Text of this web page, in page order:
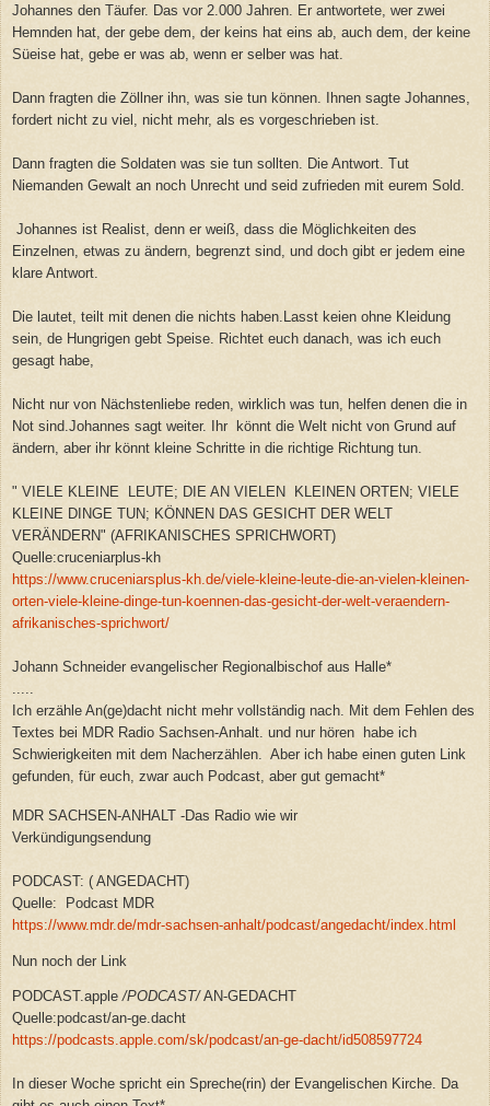
Johannes den Täufer. Das vor 2.000 Jahren. Er antwortete, wer zwei
Hemnden hat, der gebe dem, der keins hat eins ab, auch dem, der keine
Süeise hat, gebe er was ab, wenn er selber was hat.
Dann fragten die Zöllner ihn, was sie tun können. Ihnen sagte Johannes,
fordert nicht zu viel, nicht mehr, als es vorgeschrieben ist.
Dann fragten die Soldaten was sie tun sollten. Die Antwort. Tut
Niemanden Gewalt an noch Unrecht und seid zufrieden mit eurem Sold.
Johannes ist Realist, denn er weiß, dass die Möglichkeiten des
Einzelnen, etwas zu ändern, begrenzt sind, und doch gibt er jedem eine
klare Antwort.
Die lautet, teilt mit denen die nichts haben.Lasst keien ohne Kleidung
sein, de Hungrigen gebt Speise. Richtet euch danach, was ich euch
gesagt habe,
Nicht nur von Nächstenliebe reden, wirklich was tun, helfen denen die in
Not sind.Johannes sagt weiter. Ihr
könnt die Welt nicht von Grund auf
ändern, aber ihr könnt kleine Schritte in die richtige Richtung tun.
" VIELE KLEINE LEUTE; DIE AN VIELEN KLEINEN ORTEN; VIELE
KLEINE DINGE TUN; KÖNNEN DAS GESICHT DER WELT
VERÄNDERN" (AFRIKANISCHES SPRICHWORT)
Quelle:cruceniarplus-kh
https://www.cruceniarsplus-kh.de/viele-kleine-leute-die-an-vielen-kleinen-
orten-viele-kleine-dinge-tun-koennen-das-gesicht-der-welt-veraendern-
afrikanisches-sprichwort/
Johann Schneider evangelischer Regionalbischof aus Halle*
Ich erzähle An(ge)dacht nicht mehr vollständig nach. Mit dem Fehlen des
Textes bei MDR Radio Sachsen-Anhalt. und nur hören habe ich
Schwierigkeiten mit dem Nacherzählen. Aber ich habe einen guten Link
gefunden, für euch, zwar auch Podcast, aber gut gemacht*
MDR SACHSEN-ANHALT -Das Radio wie wir
Verkündigungsendung
PODCAST: ( ANGEDACHT)
Quelle: Podcast MDR
https://www.mdr.de/mdr-sachsen-anhalt/podcast/angedacht/index.html
Nun noch der Link
PODCAST.apple /PODCAST/AN-GEDACHT
Quelle:podcast/an-ge.dacht
https://podcasts.apple.com/sk/podcast/an-ge-dacht/id508597724
In dieser Woche spricht ein Spreche(rin) der Evangelischen Kirche. Da